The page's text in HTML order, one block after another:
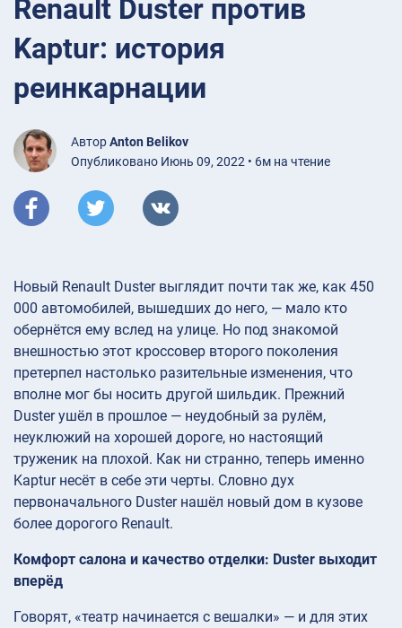
Renault Duster против
Kaptur: история
реинкарнации
АвторAnton Belikov
Опубликовано Июнь 09, 2022 • 6м на чтение
Новый Renault Duster выглядит почти так же, как 450
000 автомобилей, вышедших до него, — мало кто
обернётся ему вслед на улице. Но под знакомой
внешностью этот кроссовер второго поколения
претерпел настолько разительные изменения, что
вполне мог бы носить другой шильдик. Прежний
Duster ушёл в прошлое — неудобный за рулём,
неуклюжий на хорошей дороге, но настоящий
труженик на плохой. Как ни странно, теперь именно
Kaptur несёт в себе эти черты. Словно дух
первоначального Duster нашёл новый дом в кузове
более дорогого Renault.
Комфорт салона и качество отделки: Duster выходит
вперёд
Говорят, «театр начинается с вешалки» — и для этих